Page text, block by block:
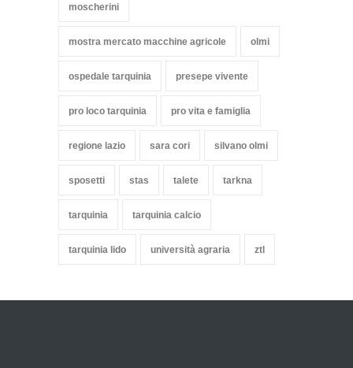
moscherini
mostra mercato macchine agricole olmi
ospedale tarquinia presepe vivente
pro loco tarquinia pro vita e famiglia
regione lazio sara cori silvano olmi
sposetti stas talete tarkna
tarquinia tarquinia calcio
tarquinia lido università agraria ztl